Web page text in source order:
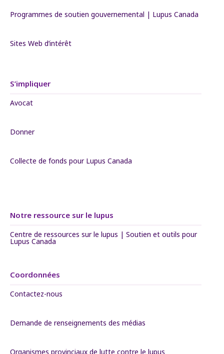
Programmes de soutien gouvernemental | Lupus Canada
Sites Web d’intérêt
S’impliquer
Avocat
Donner
Collecte de fonds pour Lupus Canada
Notre ressource sur le lupus
Centre de ressources sur le lupus | Soutien et outils pour
Lupus Canada
Coordonnées
Contactez-nous
Demande de renseignements des médias
Organismes provinciaux de lutte contre le lupus